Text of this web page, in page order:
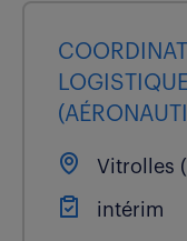
Vitrolles
intérim